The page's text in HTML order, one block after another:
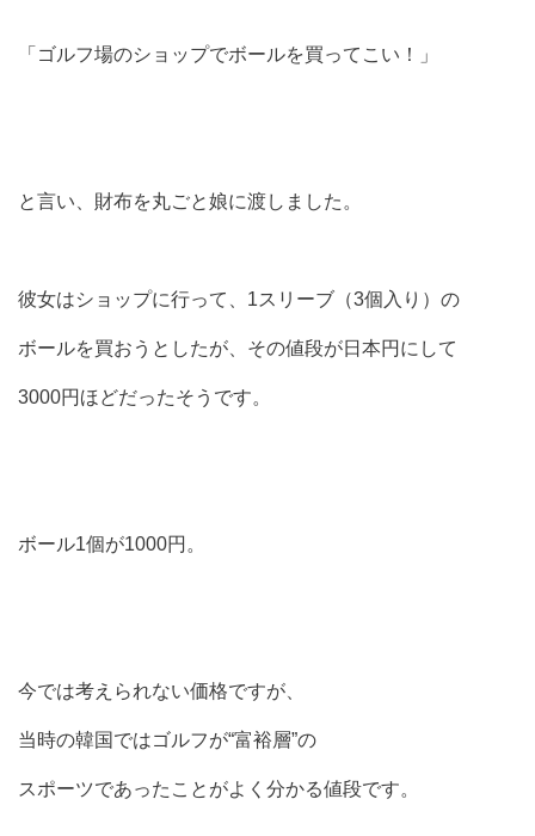
「ゴルフ場のショップでボールを買ってこい！」
と言い、財布を丸ごと娘に渡しました。
彼女はショップに行って、1スリーブ（3個入り）の
ボールを買おうとしたが、その値段が日本円にして
3000円ほどだったそうです。
ボール1個が1000円。
今では考えられない価格ですが、
当時の韓国ではゴルフが“富裕層”の
スポーツであったことがよく分かる値段です。